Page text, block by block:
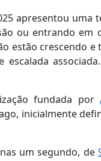
apresentou uma
ou entrando em
estão crescendo
fundada por
inicialmente
um segundo, de